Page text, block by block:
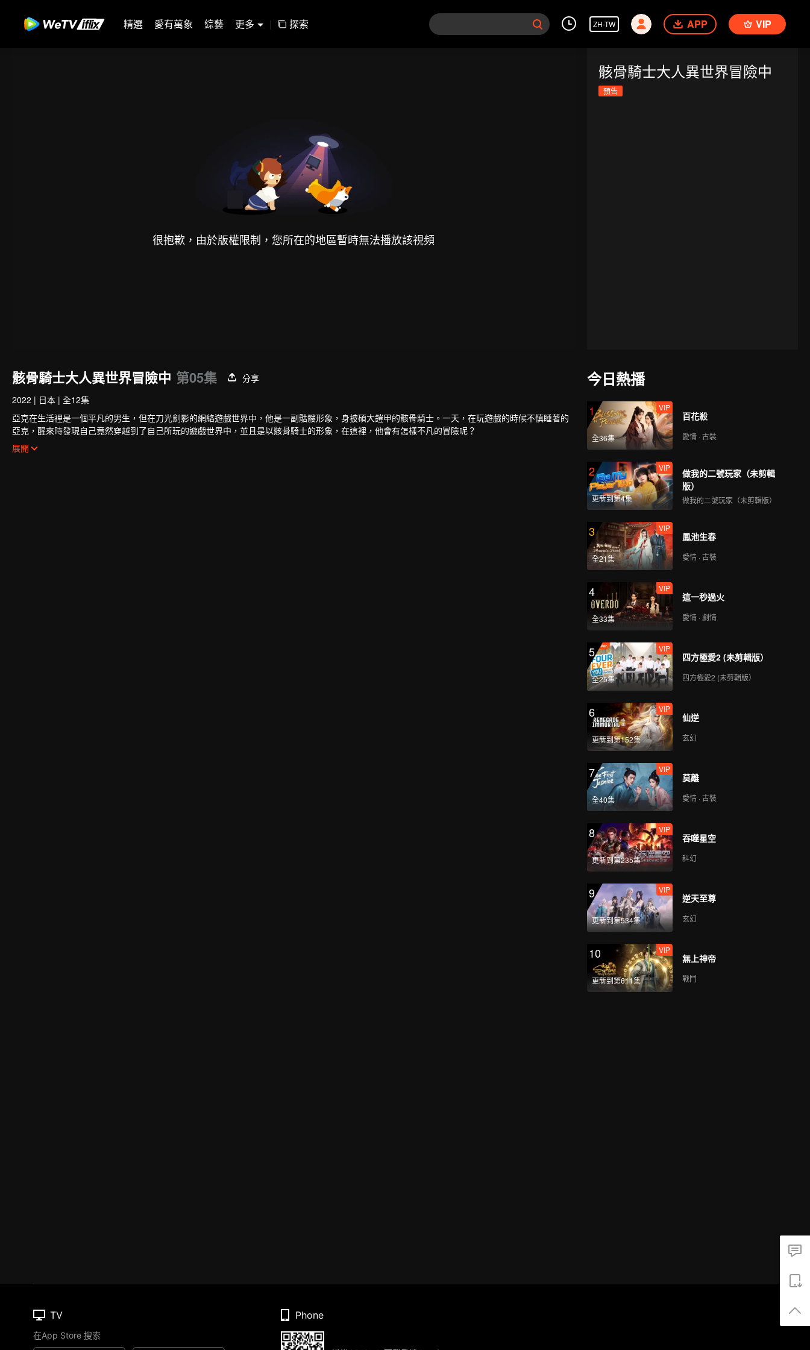
精選 愛有萬象 綜藝 更多 | 探索 ZH-TW APP VIP
很抱歉，由於版權限制，您所在的地區暫時無法播放該視頻
骸骨騎士大人異世界冒險中
預告
骸骨騎士大人異世界冒險中 第05集
分享
2022 | 日本 | 全12集
亞克在生活裡是一個平凡的男生，但在刀光劍影的網絡遊戲世界中，他是一副骷髏形象，身披碩大鎧甲的骸骨騎士。一天，在玩遊戲的時候不慎睡著的
亞克，醒來時發現自己竟然穿越到了自己所玩的遊戲世界中，並且是以骸骨騎士的形象，在這裡，他會有怎樣不凡的冒險呢？
個性率真的精靈族戰士艾莉安、沉著冷靜實力超群的獸人少女千代女、血統高貴的公主尤莉安娜，雖然亞克的外表一看就不是什麼好人，但他還是很快
憑藉著自己溫柔的個性，交到了很多的好朋友。
展開
今日熱播
1
全36集
VIP
百花殺
愛情 · 古裝
2
更新到第4集
VIP
做我的二號玩家（未剪輯
版）
做我的二號玩家（未剪輯版）
3
全21集
VIP
鳳池生春
愛情 · 古裝
4
全33集
VIP
這一秒過火
愛情 · 劇情
5
全25集
VIP
四方極愛2 (未剪輯版）
四方極愛2 (未剪輯版）
6
更新到第152集
VIP
仙逆
玄幻
7
全40集
VIP
莫離
愛情 · 古裝
8
更新到第235集
VIP
吞噬星空
科幻
9
更新到第534集
VIP
逆天至尊
玄幻
10
更新到第611集
VIP
無上神帝
戰鬥
TV
在App Store 搜索
Phone